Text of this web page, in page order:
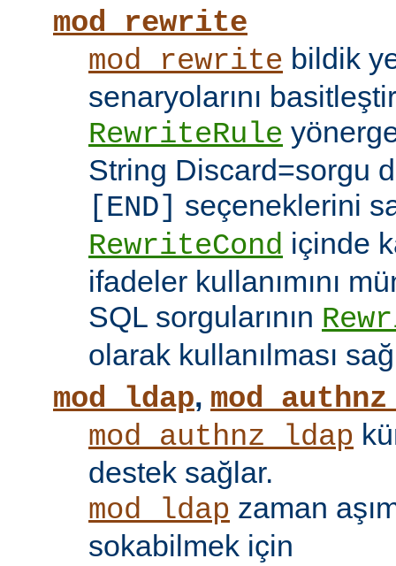
mod_rewrite
mod_rewrite bildik
senaryolarını
RewriteRule
String Discard=sorgu
[END]
seçeneklerini
RewriteCond içinde
ifadeler kullanımını
SQL sorgularının
olarak kullanılması
mod_ldap,
mod_authnz_ldap
destek sağlar.
mod_ldap zaman
sokabilmek için